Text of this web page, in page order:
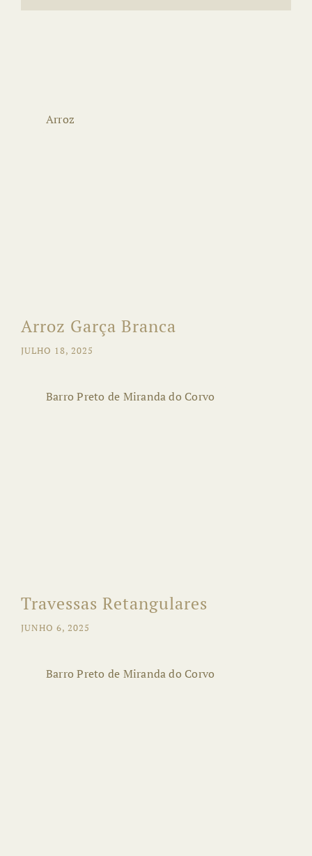
Arroz
Arroz Garça Branca
JULHO 18, 2025
Barro Preto de Miranda do Corvo
Travessas Retangulares
JUNHO 6, 2025
Barro Preto de Miranda do Corvo